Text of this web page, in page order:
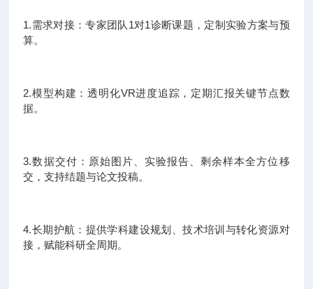
1.需求对接：专家团队1对1诊断课题，定制实验方案与预
算。
2.模型构建：透明化VR进度追踪，定期汇报关键节点数
据。
3.数据交付：原始图片、实验报告、剩余样本全方位移
交，支持结题与论文投稿。
4.长期护航：提供学科建设规划、技术培训与转化资源对
接，赋能科研全周期。